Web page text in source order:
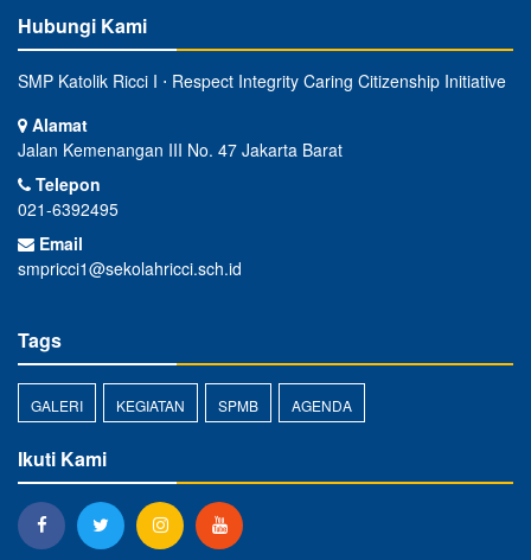
Hubungi Kami
SMP Katolik Ricci I ⋅ Respect Integrity Caring Citizenship Initiative
Alamat
Jalan Kemenangan III No. 47 Jakarta Barat
Telepon
021-6392495
Email
smpricci1@sekolahricci.sch.id
Tags
GALERI KEGIATAN SPMB AGENDA
Ikuti Kami